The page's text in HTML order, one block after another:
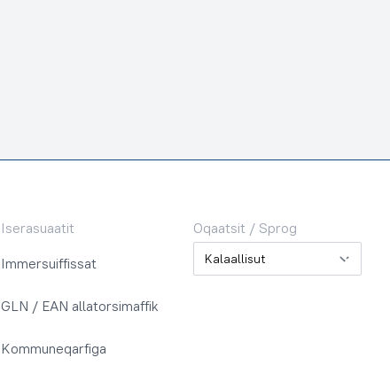
Iserasuaatit
Immersuiffissat
GLN / EAN allatorsimaffik
Kommuneqarfiga
Oqaatsit / Sprog
Oqaatsit / Sprog